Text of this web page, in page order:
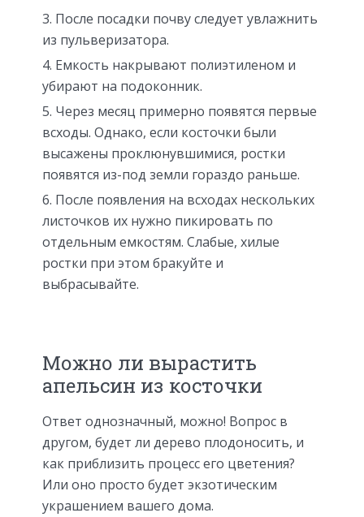
После посадки почву следует увлажнить
из пульверизатора.
Емкость накрывают полиэтиленом и
убирают на подоконник.
Через месяц примерно появятся первые
всходы. Однако, если косточки были
высажены проклюнувшимися, ростки
появятся из-под земли гораздо раньше.
После появления на всходах нескольких
листочков их нужно пикировать по
отдельным емкостям. Слабые, хилые
ростки при этом бракуйте и
выбрасывайте.
Можно ли вырастить
апельсин из косточки
Ответ однозначный, можно! Вопрос в
другом, будет ли дерево плодоносить, и
как приблизить процесс его цветения?
Или оно просто будет экзотическим
украшением вашего дома.